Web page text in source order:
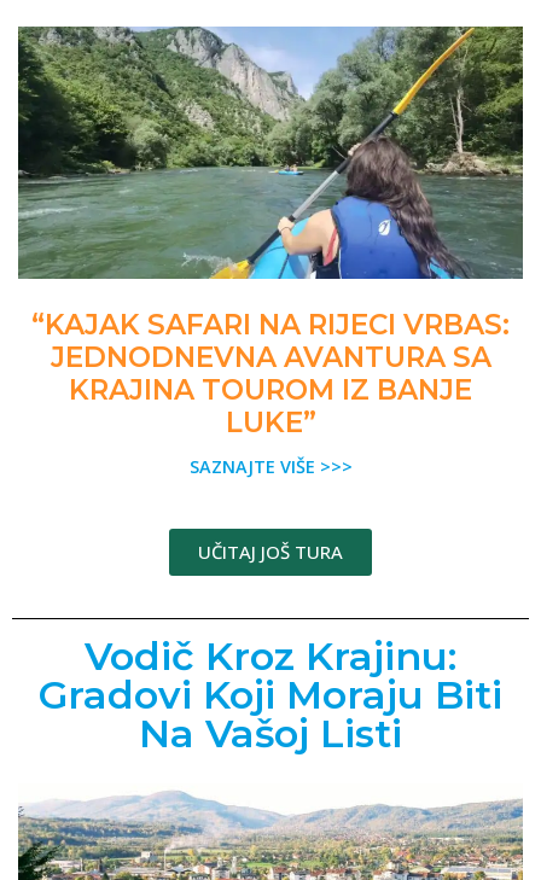
“KAJAK SAFARI NA RIJECI VRBAS:
JEDNODNEVNA AVANTURA SA
KRAJINA TOUROM IZ BANJE
LUKE”
SAZNAJTE VIŠE >>>
UČITAJ JOŠ TURA
Vodič Kroz Krajinu:
Gradovi Koji Moraju Biti
Na Vašoj Listi